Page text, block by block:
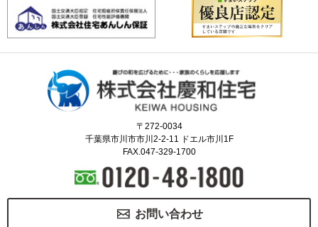
〒272-0034
千葉県市川市市川2-2-11 ドエル市川1F
FAX.047-329-1700
お問い合わせ